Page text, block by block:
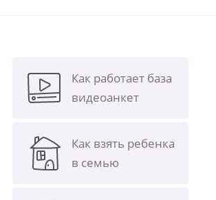
Как работает база
видеоанкет
Как взять ребенка
в семью